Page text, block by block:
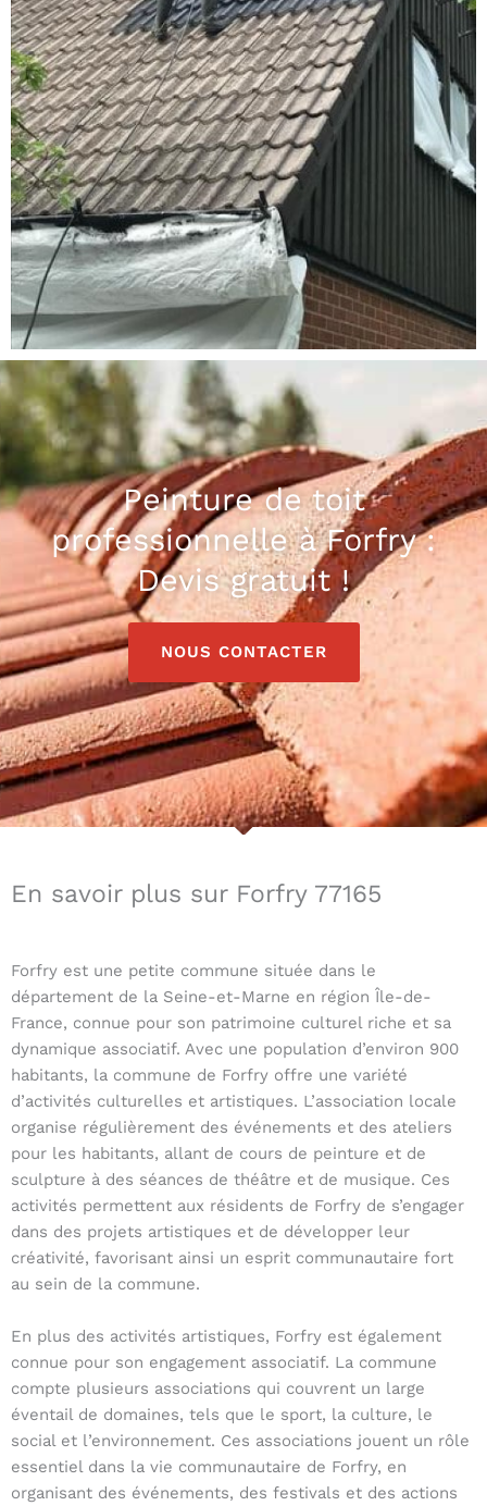
Peinture de toit
professionnelle à Forfry :
Devis gratuit !
NOUS CONTACTER
En savoir plus sur Forfry 77165
Forfry est une petite commune située dans le
département de la Seine-et-Marne en région Île-de-
France, connue pour son patrimoine culturel riche et sa
dynamique associatif. Avec une population d’environ 900
habitants, la commune de Forfry offre une variété
d’activités culturelles et artistiques. L’association locale
organise régulièrement des événements et des ateliers
pour les habitants, allant de cours de peinture et de
sculpture à des séances de théâtre et de musique. Ces
activités permettent aux résidents de Forfry de s’engager
dans des projets artistiques et de développer leur
créativité, favorisant ainsi un esprit communautaire fort
au sein de la commune.
En plus des activités artistiques, Forfry est également
connue pour son engagement associatif. La commune
compte plusieurs associations qui couvrent un large
éventail de domaines, tels que le sport, la culture, le
social et l’environnement. Ces associations jouent un rôle
essentiel dans la vie communautaire de Forfry, en
organisant des événements, des festivals et des actions